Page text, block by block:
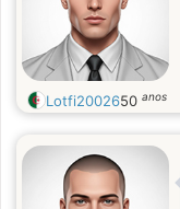
Lotfi2002650 anos